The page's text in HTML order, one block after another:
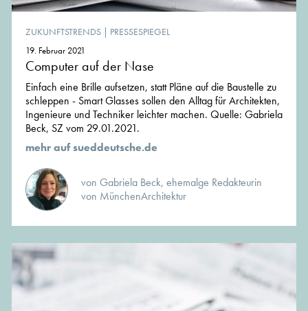
ZUKUNFTSTRENDS | PRESSESPIEGEL
19. Februar 2021
Computer auf der Nase
Einfach eine Brille aufsetzen, statt Pläne auf die Baustelle zu
schleppen - Smart Glasses sollen den Alltag für Architekten,
Ingenieure und Techniker leichter machen. Quelle: Gabriela
Beck, SZ vom 29.01.2021.
mehr auf sueddeutsche.de
von Gabriela Beck, ehemalge Redakteurin
von MünchenArchitektur